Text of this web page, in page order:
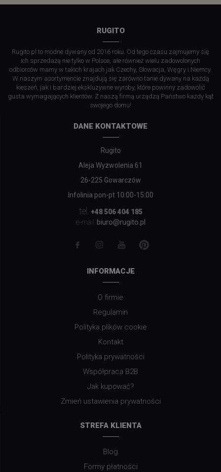
RUGITO
Rugito.pl to modne dywany od 2016 roku. Od tego czasu zajmujemy się
ich sprzedażą nie tylko w Polsce, ale również wielu zadowolonych
odbiorców mamy w takich krajach jak Czechy, Słowacja, Węgry i Niemcy.
W naszym asortymencie znajdują się zarówno tanie dywany na każdą
kieszeń, jak i bardziej ekskluzywne wyroby, które powinny zadowolić
gusta wymagających klientów. Z naszą firmą urządzą Państwo każdy kąt
swojego domu!
DANE KONTAKTOWE
Rugito
Aleja Wyzwolenia 61
26-225 Gowarczów
Infolinia pon-pt 10:00-15:00
tel.
+48 506 404 185
e-mail: biuro@rugito.pl
INFORMACJE
O firmie
Regulamin
Polityka plików cookie
Kontakt
Polityka prywatności
Współpraca B2B
Jak kupować?
Zmień ustawienia prywatności
STREFA KLIENTA
Blog
Formy płatności